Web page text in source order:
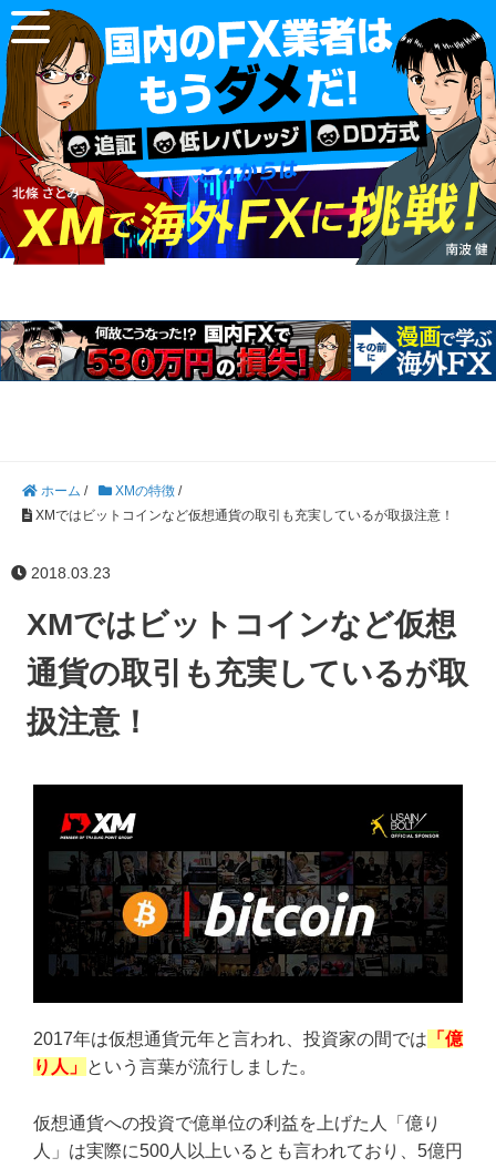
ホーム / XMの特徴 /
XMではビットコインなど仮想通貨の取引も充実しているが取扱注意！
2018.03.23
XMではビットコインなど仮想
通貨の取引も充実しているが取
扱注意！
2017年は仮想通貨元年と言われ、投資家の間では 「億
り人」 という言葉が流行しました。
仮想通貨への投資で億単位の利益を上げた人「億り
人」は実際に500人以上いるとも言われており、5億円